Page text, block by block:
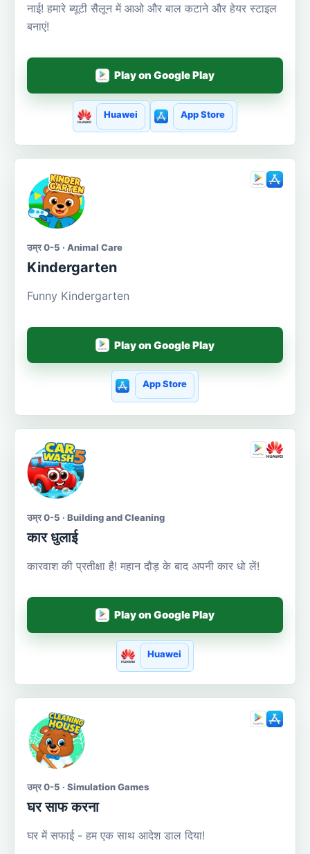
नाई! हमारे ब्यूटी सैलून में आओ और बाल कटाने और हेयर स्टाइल
बनाएं!
Play on Google Play
Huawei App Store
उम्र 0-5 · Animal Care
Kindergarten
Funny Kindergarten
Play on Google Play
App Store
उम्र 0-5 · Building and Cleaning
कार धुलाई
कारवाश की प्रतीक्षा है! महान दौड़ के बाद अपनी कार धो लें!
Play on Google Play
Huawei
उम्र 0-5 · Simulation Games
घर साफ करना
घर में सफाई - हम एक साथ आदेश डाल दिया!